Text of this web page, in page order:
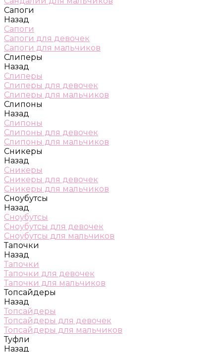
Сапоги
Назад
Сапоги
Сапоги для девочек
Сапоги для мальчиков
Слиперы
Назад
Слиперы
Слиперы для девочек
Слиперы для мальчиков
Слипоны
Назад
Слипоны
Слипоны для девочек
Слипоны для мальчиков
Сникеры
Назад
Сникеры
Сникеры для девочек
Сникеры для мальчиков
Сноубутсы
Назад
Сноубутсы
Сноубутсы для девочек
Сноубутсы для мальчиков
Тапочки
Назад
Тапочки
Тапочки для девочек
Тапочки для мальчиков
Топсайдеры
Назад
Топсайдеры
Топсайдеры для девочек
Топсайдеры для мальчиков
Туфли
Назад